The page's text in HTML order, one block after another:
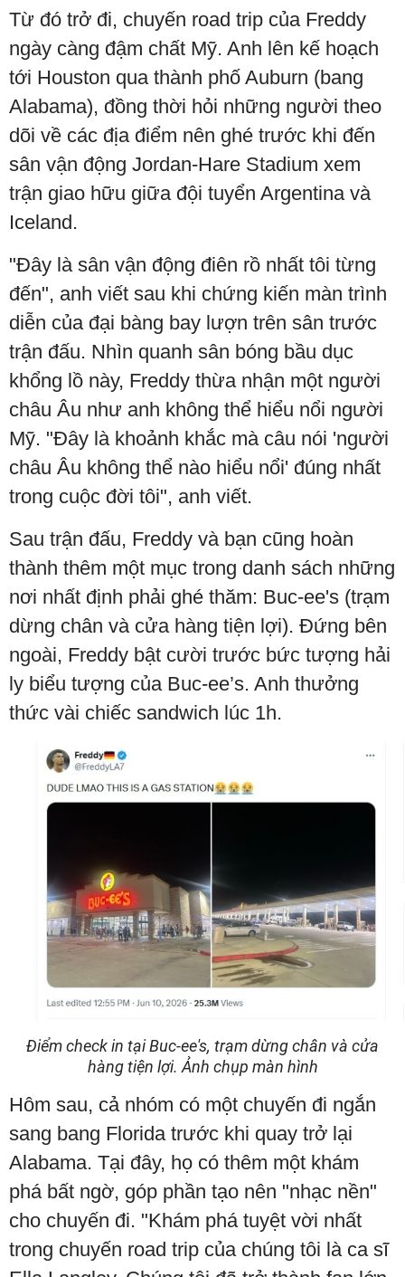
Từ đó trở đi, chuyến road trip của Freddy
ngày càng đậm chất Mỹ. Anh lên kế hoạch
tới Houston qua thành phố Auburn (bang
Alabama), đồng thời hỏi những người theo
dõi về các địa điểm nên ghé trước khi đến
sân vận động Jordan-Hare Stadium xem
trận giao hữu giữa đội tuyển Argentina và
Iceland.
"Đây là sân vận động điên rồ nhất tôi từng
đến", anh viết sau khi chứng kiến màn trình
diễn của đại bàng bay lượn trên sân trước
trận đấu. Nhìn quanh sân bóng bầu dục
khổng lồ này, Freddy thừa nhận một người
châu Âu như anh không thể hiểu nổi người
Mỹ. "Đây là khoảnh khắc mà câu nói 'người
châu Âu không thể nào hiểu nổi' đúng nhất
trong cuộc đời tôi", anh viết.
Sau trận đấu, Freddy và bạn cũng hoàn
thành thêm một mục trong danh sách những
nơi nhất định phải ghé thăm: Buc-ee's (trạm
dừng chân và cửa hàng tiện lợi). Đứng bên
ngoài, Freddy bật cười trước bức tượng hải
ly biểu tượng của Buc-ee’s. Anh thưởng
thức vài chiếc sandwich lúc 1h.
Điểm check in tại Buc-ee's, trạm dừng chân và cửa
hàng tiện lợi. Ảnh chụp màn hình
Hôm sau, cả nhóm có một chuyến đi ngắn
sang bang Florida trước khi quay trở lại
Alabama. Tại đây, họ có thêm một khám
phá bất ngờ, góp phần tạo nên "nhạc nền"
cho chuyến đi. "Khám phá tuyệt vời nhất
trong chuyến road trip của chúng tôi là ca sĩ